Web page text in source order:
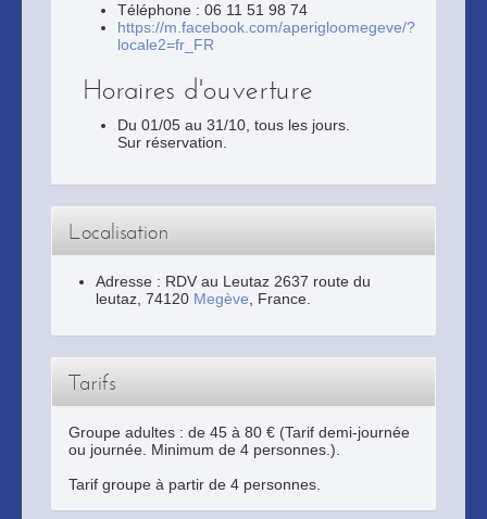
Téléphone : 06 11 51 98 74
https://m.facebook.com/aperigloomegeve/?
locale2=fr_FR
Horaires d'ouverture
Du 01/05 au 31/10, tous les jours.
Sur réservation.
Localisation
Adresse : RDV au Leutaz 2637 route du
leutaz 74120 Megève , France.
Tarifs
Groupe adultes : de 45 à 80 € (Tarif demi-journée
ou journée. Minimum de 4 personnes.).
Tarif groupe à partir de 4 personnes.